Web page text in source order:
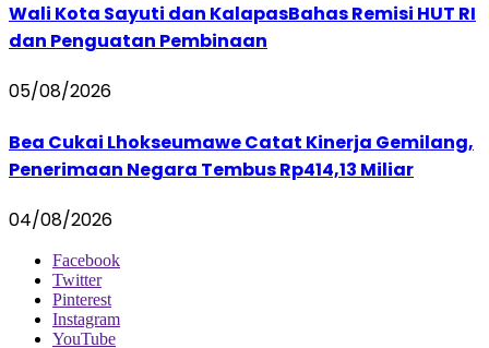
Wali Kota Sayuti dan KalapasBahas Remisi HUT RI
dan Penguatan Pembinaan
05/08/2026
Bea Cukai Lhokseumawe Catat Kinerja Gemilang,
Penerimaan Negara Tembus Rp414,13 Miliar
04/08/2026
Facebook
Twitter
Pinterest
Instagram
YouTube